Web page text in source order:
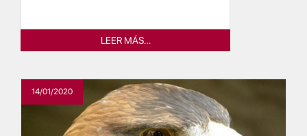
LEER MÁS…
14/01/2020